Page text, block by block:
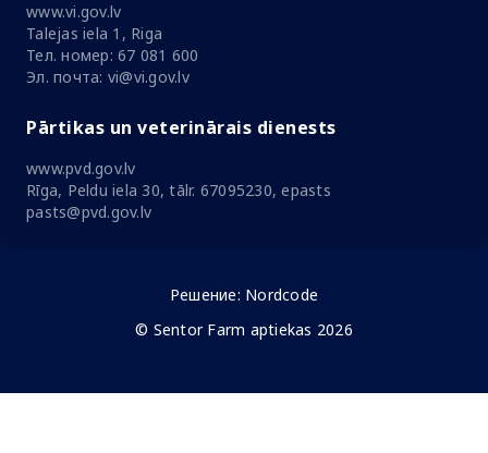
www.vi.gov.lv
Talejas iela 1, Riga
Тел. номер: 67 081 600
Эл. почта: vi@vi.gov.lv
Pārtikas un veterinārais dienests
www.pvd.gov.lv
Rīga, Peldu iela 30, tālr. 67095230, epasts
pasts@pvd.gov.lv
Решение: Nordcode
© Sentor Farm aptiekas 2026